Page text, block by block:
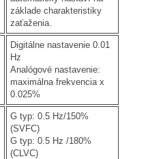
základe charakteristiky
zaťaženia.
Digitálne nastavenie 0.01
Hz
Analógové nastavenie:
maximálna frekvencia x
0.025%
G typ: 0.5 Hz/150%
(SVFC)
G typ: 0.5 Hz /180%
(CLVC)